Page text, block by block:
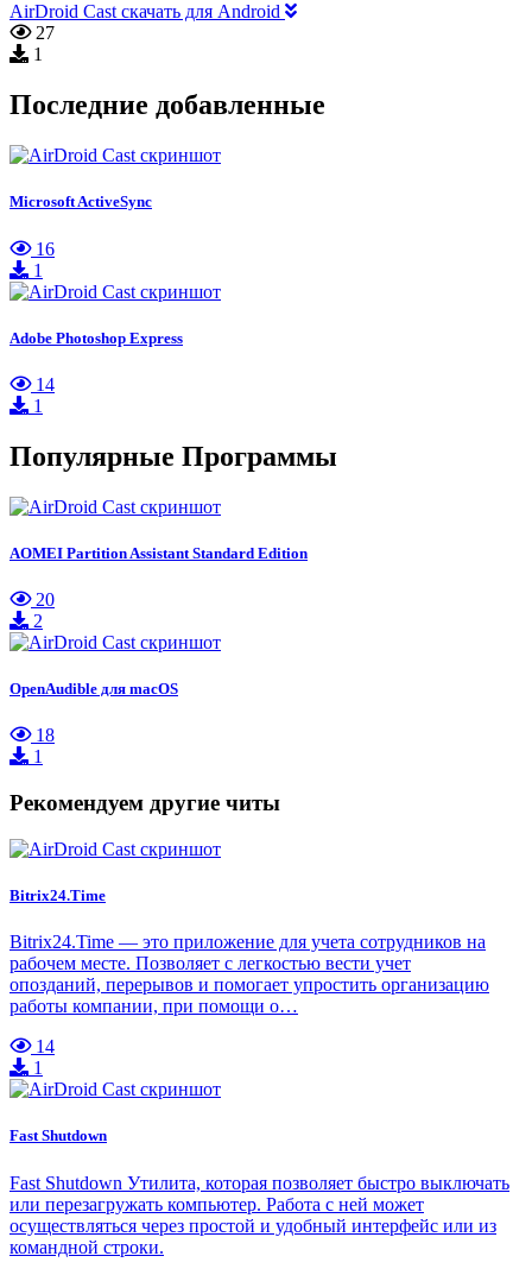
AirDroid Cast скачать для Android
27
1
Последние добавленные
Microsoft ActiveSync
16
1
Adobe Photoshop Express
14
1
Популярные Программы
AOMEI Partition Assistant Standard Edition
20
2
OpenAudible для macOS
18
1
Рекомендуем другие читы
Bitrix24.Time
Bitrix24.Time — это приложение для учета сотрудников на
рабочем месте. Позволяет с легкостью вести учет
опозданий, перерывов и помогает упростить организацию
работы компании, при помощи о…
14
1
Fast Shutdown
Fast Shutdown Утилита, которая позволяет быстро выключать
или перезагружать компьютер. Работа с ней может
осуществляться через простой и удобный интерфейс или из
командной строки.